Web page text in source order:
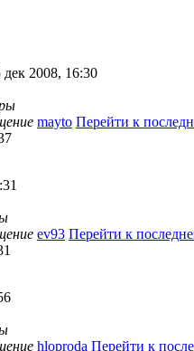
дек 2008, 16:30
mayto Перейти к
ev93 Перейти к
hloproda Перейти к